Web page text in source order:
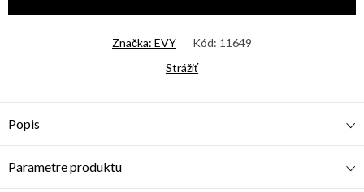
Značka: EVY Kód: 11649
Strážiť
Popis
Parametre produktu